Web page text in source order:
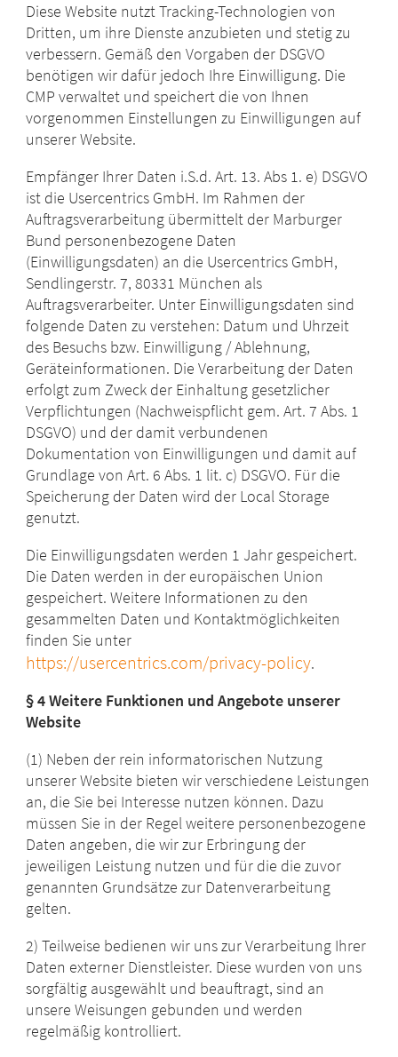
Diese Website nutzt Tracking-Technologien von
Dritten, um ihre Dienste anzubieten und stetig zu
verbessern. Gemäß den Vorgaben der DSGVO
benötigen wir dafür jedoch Ihre Einwilligung. Die
CMP verwaltet und speichert die von Ihnen
vorgenommen Einstellungen zu Einwilligungen auf
unserer Website.
Empfänger Ihrer Daten i.S.d. Art. 13. Abs 1. e) DSGVO
ist die Usercentrics GmbH. Im Rahmen der
Auftragsverarbeitung übermittelt der Marburger
Bund personenbezogene Daten
(Einwilligungsdaten) an die Usercentrics GmbH,
Sendlingerstr. 7, 80331 München als
Auftragsverarbeiter. Unter Einwilligungsdaten sind
folgende Daten zu verstehen: Datum und Uhrzeit
des Besuchs bzw. Einwilligung / Ablehnung,
Geräteinformationen. Die Verarbeitung der Daten
erfolgt zum Zweck der Einhaltung gesetzlicher
Verpflichtungen (Nachweispflicht gem. Art. 7 Abs. 1
DSGVO) und der damit verbundenen
Dokumentation von Einwilligungen und damit auf
Grundlage von Art. 6 Abs. 1 lit. c) DSGVO. Für die
Speicherung der Daten wird der Local Storage
genutzt.
Die Einwilligungsdaten werden 1 Jahr gespeichert.
Die Daten werden in der europäischen Union
gespeichert. Weitere Informationen zu den
gesammelten Daten und Kontaktmöglichkeiten
finden Sie unter
https://usercentrics.com/privacy-policy.
§ 4 Weitere Funktionen und Angebote unserer
Website
(1) Neben der rein informatorischen Nutzung
unserer Website bieten wir verschiedene Leistungen
an, die Sie bei Interesse nutzen können. Dazu
müssen Sie in der Regel weitere personenbezogene
Daten angeben, die wir zur Erbringung der
jeweiligen Leistung nutzen und für die die zuvor
genannten Grundsätze zur Datenverarbeitung
gelten.
2) Teilweise bedienen wir uns zur Verarbeitung Ihrer
Daten externer Dienstleister. Diese wurden von uns
sorgfältig ausgewählt und beauftragt, sind an
unsere Weisungen gebunden und werden
regelmäßig kontrolliert.